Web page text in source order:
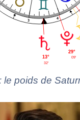
3 4
13°
32'
29°
09'
le poids de